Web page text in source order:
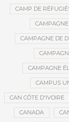
CAMP DE
CAMPAGNE DE
CAMPAGNE
CAMPUS
CAN CÔTE D'IVOIRE
CANADA